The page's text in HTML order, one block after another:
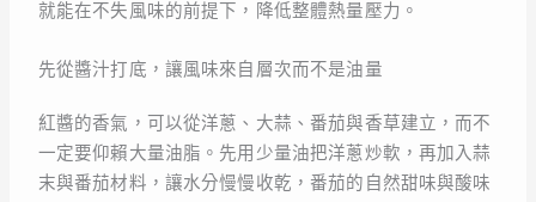
就能在不失風味的前提下，降低整體熱量壓力。
先從醬汁打底，讓風味來自層次而不是油量
紅醬的香氣，可以從洋蔥、大蒜、番茄與香草建立，而不
一定要仰賴大量油脂。先用少量油把洋蔥炒軟，再加入蒜
末與番茄材料，讓水分慢慢收乾，番茄的自然甜味與酸味